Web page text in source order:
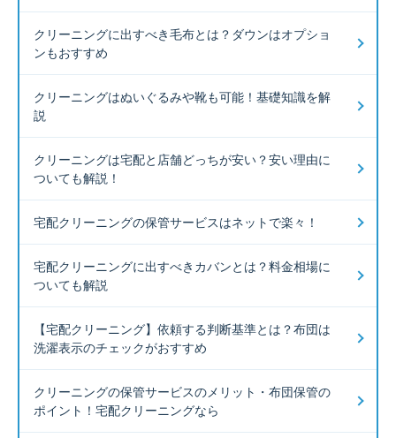
クリーニングに出すべき毛布とは？ダウンはオプショ
ンもおすすめ
クリーニングはぬいぐるみや靴も可能！基礎知識を解
説
クリーニングは宅配と店舗どっちが安い？安い理由に
ついても解説！
宅配クリーニングの保管サービスはネットで楽々！
宅配クリーニングに出すべきカバンとは？料金相場に
ついても解説
【宅配クリーニング】依頼する判断基準とは？布団は
洗濯表示のチェックがおすすめ
クリーニングの保管サービスのメリット・布団保管の
ポイント！宅配クリーニングなら